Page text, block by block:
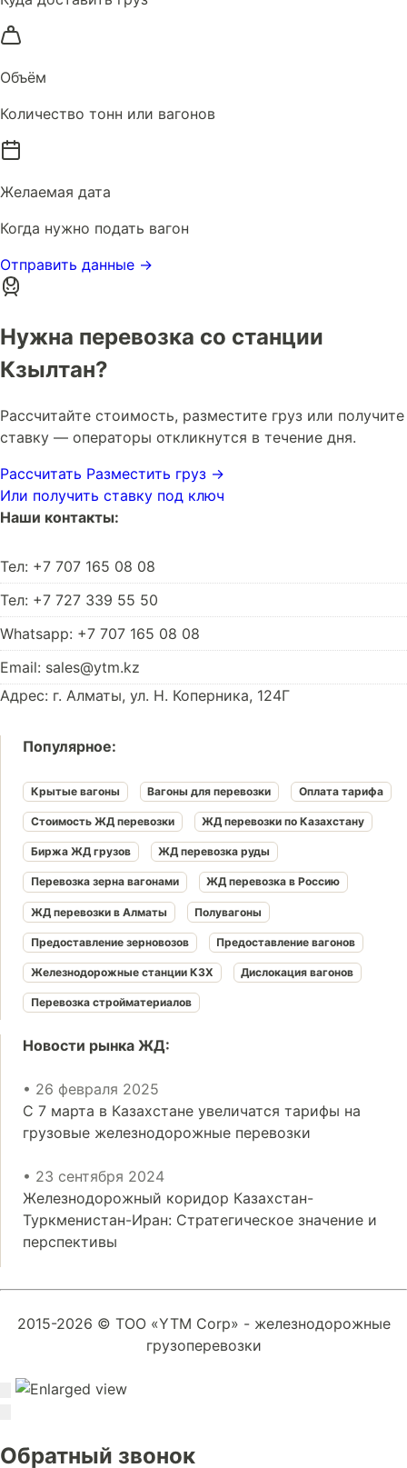
Объём
Количество тонн или вагонов
Желаемая дата
Когда нужно подать вагон
Отправить данные →
Нужна перевозка со станции
Кзылтан?
Рассчитайте стоимость, разместите груз или получите
ставку — операторы откликнутся в течение дня.
Рассчитать Разместить груз →
Или получить ставку под ключ
Наши контакты:
Тел: +7 707 165 08 08
Тел: +7 727 339 55 50
Whatsapp: +7 707 165 08 08
Email: sales@ytm.kz
Адрес: г. Алматы, ул. Н. Коперника, 124Г
Популярное:
Крытые вагоны Вагоны для перевозки Оплата тарифа
Стоимость ЖД перевозки ЖД перевозки по Казахстану
Биржа ЖД грузов ЖД перевозка руды
Перевозка зерна вагонами ЖД перевозка в Россию
ЖД перевозки в Алматы Полувагоны
Предоставление зерновозов Предоставление вагонов
Железнодорожные станции КЗХ Дислокация вагонов
Перевозка стройматериалов
Новости рынка ЖД:
• 26 февраля 2025
С 7 марта в Казахстане увеличатся тарифы на
грузовые железнодорожные перевозки
• 23 сентября 2024
Железнодорожный коридор Казахстан-
Туркменистан-Иран: Стратегическое значение и
перспективы
2015-2026 © ТОО «YTM Corp» - железнодорожные
грузоперевозки
Обратный звонок